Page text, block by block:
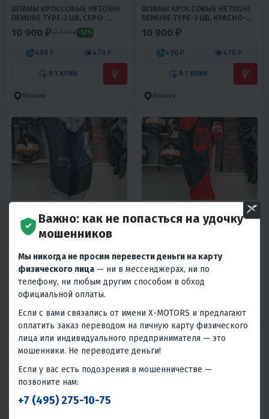
ШТАНЫ КРОССОВЫЕ HETOSHI
DEMURE TYPE-2 ЦВ, СЕРО-
ЧЕРНЫЙ Р.M
10 900 ₽12 390 ₽ -12%
490 ₽ 470 ₽
В 1 КЛИК
Япония
ШТАНЫ КРОССОВЫЕ HETOSHI
DEMURE TYPE-3 ЦВ, КРАСНО-
ЧЕРНЫЙ Р.S
10 900 ₽
490 ₽ 470 ₽
В 1 КЛИК
Япония
ШТАНЫ КРОССОВЫЕ HETOSHI
DEMURE TYPE-2 ЦВ, СЕРО-
490 ₽ 470 ₽
В 1 КЛИК
Япония
ШТАНЫ КРОССОВЫЕ HETOSHI
490 ₽
Япония
Важно: как не попасться на удочку
мошенников
Мы никогда не просим перевести деньги на карту
физического лица — ни в мессенджерах, ни по
телефону, ни любым другим способом в обход
официальной оплаты.
Если с вами связались от имени X-MOTORS и предлагают
оплатить заказ переводом на личную карту физического
лица или индивидуального предпринимателя — это
мошенники. Не переводите деньги!
Если у вас есть подозрения в мошенничестве —
позвоните нам:
+7 (495) 275-10-75